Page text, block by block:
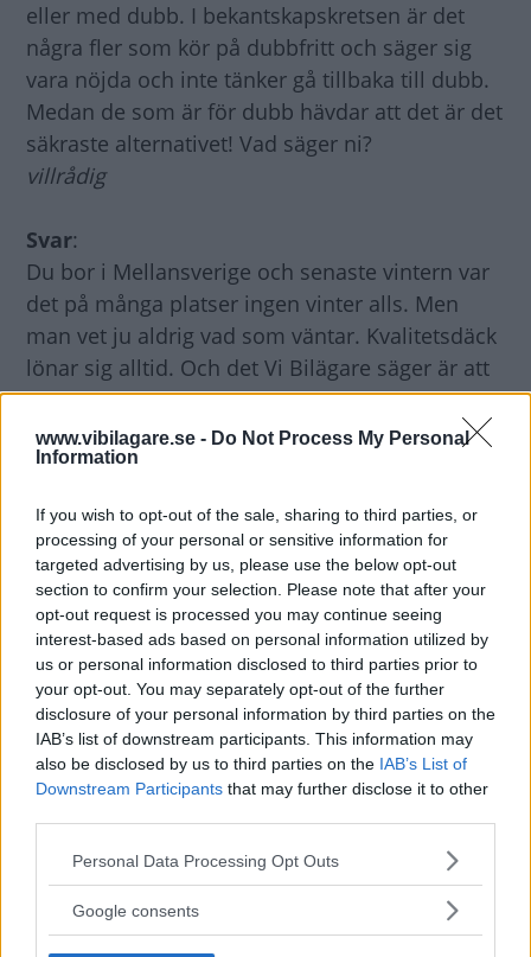
www.vibilagare.se - Do Not Process My Personal
Information
If you wish to opt-out of the sale, sharing to third parties, or
processing of your personal or sensitive information for
targeted advertising by us, please use the below opt-out
section to confirm your selection. Please note that after your
opt-out request is processed you may continue seeing
interest-based ads based on personal information utilized by
us or personal information disclosed to third parties prior to
your opt-out. You may separately opt-out of the further
disclosure of your personal information by third parties on the
IAB’s list of downstream participants. This information may
also be disclosed by us to third parties on the IAB’s List of
Downstream Participants that may further disclose it to other
Please note that this website/app uses one or more Google
not limited to your visit or usage behaviour. You may click to
Personal Data Processing Opt Outs
Google consents
eller med dubb. I bekantskapskretsen är det
några fler som kör på dubbfritt och säger sig
vara nöjda och inte tänker gå tillbaka till dubb.
Medan de som är för dubb hävdar att det är det
säkraste alternativet! Vad säger ni?
villrådig
Svar:
Du bor i Mellansverige och senaste vintern var
det på många platser ingen vinter alls. Men
man vet ju aldrig vad som väntar. Kvalitetsdäck
lönar sig alltid. Och det Vi Bilägare säger är att
du som bilägare ska överväga vilka underlag du
kör på. Dubbdäck är bättre på blank is och
faktiskt i väta och mot vattenplaning och
nordiska friktionsdäck i mycket varierande
förhållanden. Och vi har noterat att den
däcktypen blivit allt bättre. Genom lägre
dubbtryck, sliter dubb numera mindre på
asfalten och bullrar heller inte lika illa som
tidigare. Men på vissa gator är dubb inte
tillåtna. Man ska göra en egen värdering
eftersom den som kör/äger bilen har ansvar för
säkerheten. Den största faran vintertid är för
hög hastighet och snabba förändringar på
vägen, exempelvis när väta fryser till is. En
fördel med friktionsdäck är att man inte är
beroende av de datum som man måste hålla
sig inom för att få köra med vinterdäck om man